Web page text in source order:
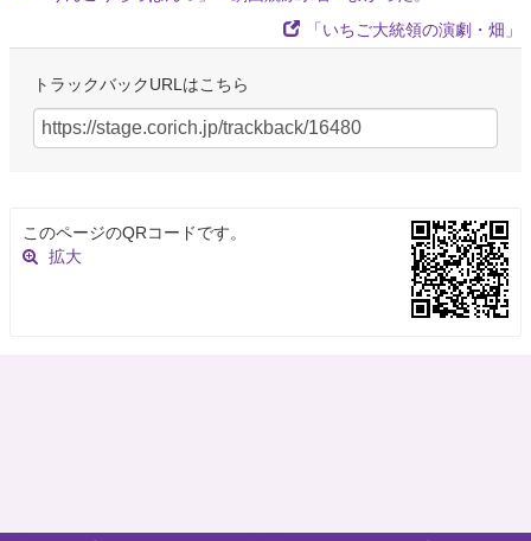
「いちご大統領の演劇・畑」
トラックバックURLはこちら
このページのQRコードです。
拡大